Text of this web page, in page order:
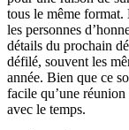
tous le même format.
les personnes
détails du prochain
défilé, souvent les
année. Bien que ce
facile qu’une
avec le temps.